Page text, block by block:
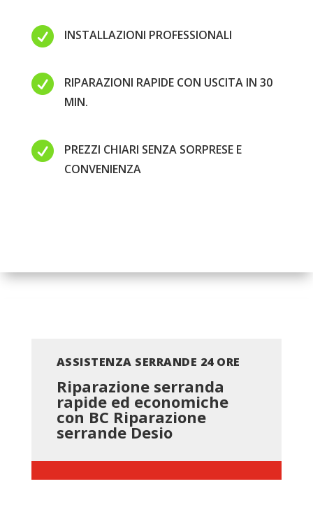
 INSTALLAZIONI PROFESSIONALI

RIPARAZIONI RAPIDE CON USCITA IN 30
MIN.

PREZZI CHIARI SENZA SORPRESE E
CONVENIENZA
ASSISTENZA SERRANDE 24 ORE
Riparazione serranda
rapide ed economiche
con BC Riparazione
serrande Desio